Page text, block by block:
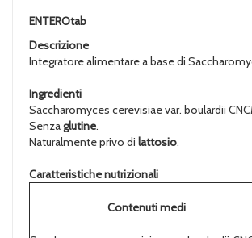
ENTEROtab
Descrizione
Integratore alimentare a base di
Ingredienti
Saccharomyces cerevisiae var. boulardii
Senzaglutine.
Naturalmente privo di lattosio.
Caratteristiche nutrizionali
Contenuti medi